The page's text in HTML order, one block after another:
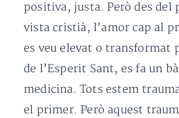
positiva, justa. Però des del
vista cristià, l’amor cap al
es veu elevat o transformat
de l’Esperit Sant, es fa un
medicina. Tots estem
el primer. Però aquest